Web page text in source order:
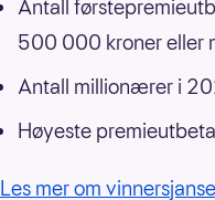
Antall
500 000 kroner eller
Antall millionærer i
Høyeste
Les mer om